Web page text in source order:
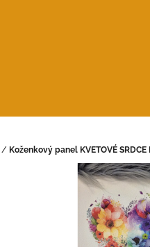
/ Koženkový panel KVETOVÉ SRDCE